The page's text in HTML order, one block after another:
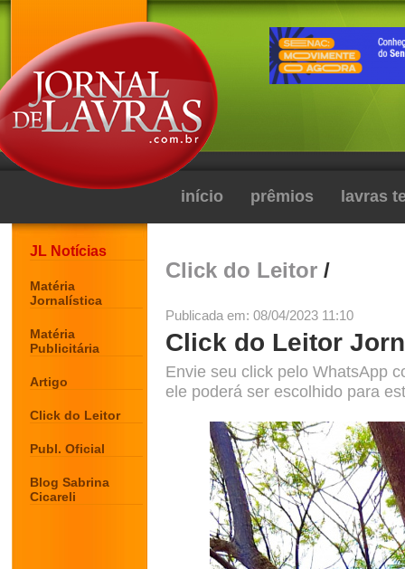
início prêmios lavras
JL Notícias
Matéria
Jornalística
Matéria
Publicitária
Artigo
Click do Leitor
Publ. Oficial
Blog Sabrina
Cicareli
Click do Leitor /
Publicada em: 08/04/2023 11:10
Click do Leitor
Envie seu click pelo WhatsApp
ele poderá ser escolhido para